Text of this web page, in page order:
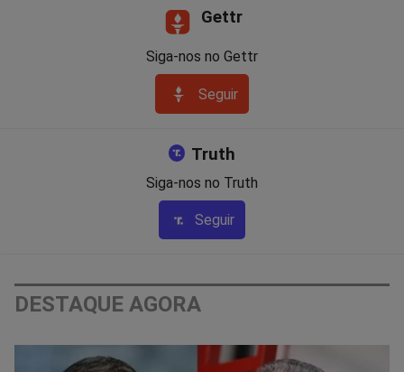
Gettr
Siga-nos no Gettr
Seguir
Truth
Siga-nos no Truth
Seguir
DESTAQUE AGORA